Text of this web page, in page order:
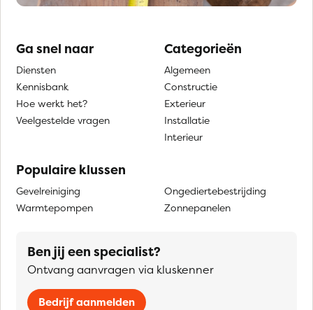
Ga snel naar
Diensten
Kennisbank
Hoe werkt het?
Veelgestelde vragen
Categorieën
Algemeen
Constructie
Exterieur
Installatie
Interieur
Populaire klussen
Gevelreiniging
Warmtepompen
Ongediertebestrijding
Zonnepanelen
Ben jij een specialist?
Ontvang aanvragen via kluskenner
Bedrijf aanmelden